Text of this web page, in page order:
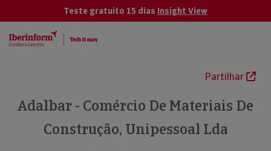
Teste gratuito 15 dias Insight View
Partilhar
Adalbar - Comércio De Materiais De
Construção, Unipessoal Lda